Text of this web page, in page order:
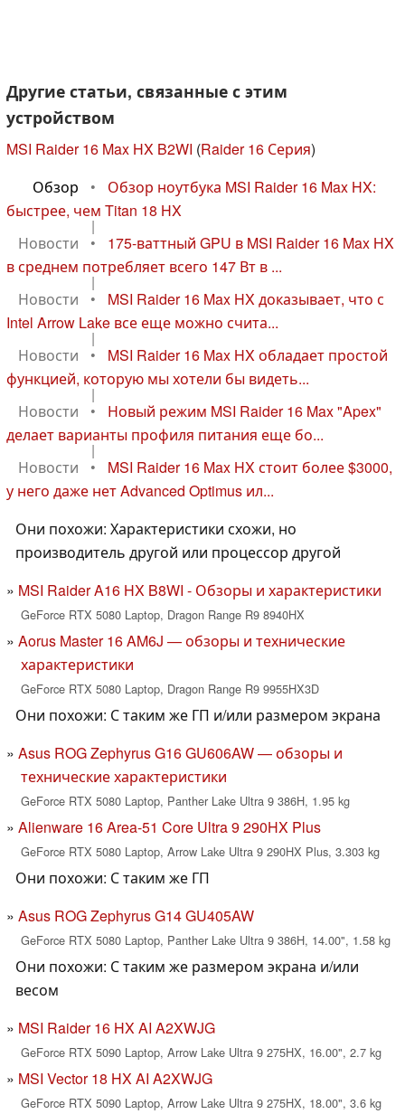
Другие статьи, связанные с этим
устройством
MSI Raider 16 Max HX B2WI (Raider 16 Серия)
Обзор
•
Обзор ноутбука MSI Raider 16 Max HX:
быстрее, чем Titan 18 HX
|
Новости
•
175-ваттный GPU в MSI Raider 16 Max HX
в среднем потребляет всего 147 Вт в ...
|
Новости
•
MSI Raider 16 Max HX доказывает, что с
Intel Arrow Lake все еще можно счита...
|
Новости
•
MSI Raider 16 Max HX обладает простой
функцией, которую мы хотели бы видеть...
|
Новости
•
Новый режим MSI Raider 16 Max "Apex"
делает варианты профиля питания еще бо...
|
Новости
•
MSI Raider 16 Max HX стоит более $3000,
у него даже нет Advanced Optimus ил...
Они похожи: Характеристики схожи, но
производитель другой или процессор другой
MSI Raider A16 HX B8WI - Обзоры и характеристики
GeForce RTX 5080 Laptop, Dragon Range R9 8940HX
Aorus Master 16 AM6J — обзоры и технические
характеристики
GeForce RTX 5080 Laptop, Dragon Range R9 9955HX3D
Они похожи: С таким же ГП и/или размером экрана
Asus ROG Zephyrus G16 GU606AW — обзоры и
технические характеристики
GeForce RTX 5080 Laptop, Panther Lake Ultra 9 386H, 1.95 kg
Alienware 16 Area-51 Core Ultra 9 290HX Plus
GeForce RTX 5080 Laptop, Arrow Lake Ultra 9 290HX Plus, 3.303 kg
Они похожи: С таким же ГП
Asus ROG Zephyrus G14 GU405AW
GeForce RTX 5080 Laptop, Panther Lake Ultra 9 386H, 14.00", 1.58 kg
Они похожи: С таким же размером экрана и/или
весом
MSI Raider 16 HX AI A2XWJG
GeForce RTX 5090 Laptop, Arrow Lake Ultra 9 275HX, 16.00", 2.7 kg
MSI Vector 18 HX AI A2XWJG
GeForce RTX 5090 Laptop, Arrow Lake Ultra 9 275HX, 18.00", 3.6 kg